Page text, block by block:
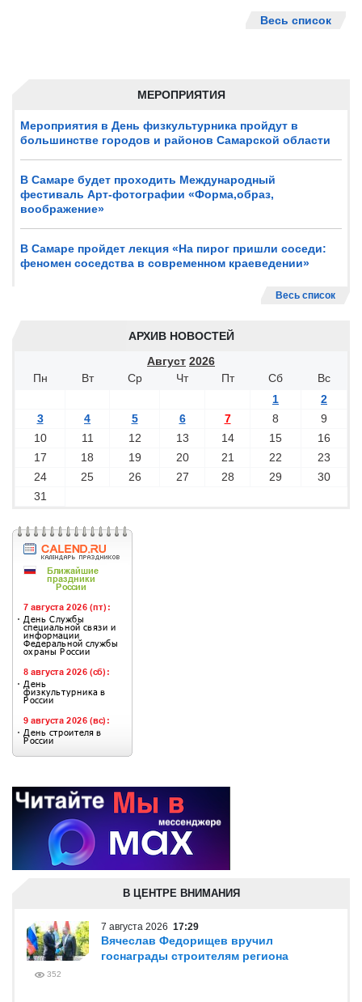
МЕРОПРИЯТИЯ
Мероприятия в День физкультурника пройдут в
большинстве городов и районов Самарской области
В Самаре будет проходить Международный
фестиваль Арт-фотографии «Форма,образ,
воображение»
В Самаре пройдет лекция «На пирог пришли соседи:
феномен соседства в современном краеведении»
Весь список
АРХИВ НОВОСТЕЙ
Август 2026
Пн
Вт Ср Чт Пт Сб
Вс
1
2
3
4 5 6 7 8
9
10
11 12 13 14 15
16
17
18 19 20 21 22
23
24
25 26 27 28 29
30
31
Весь список
В ЦЕНТРЕ ВНИМАНИЯ
7 августа 2026 17:29
Вячеслав Федорищев вручил
госнаграды строителям региона
352